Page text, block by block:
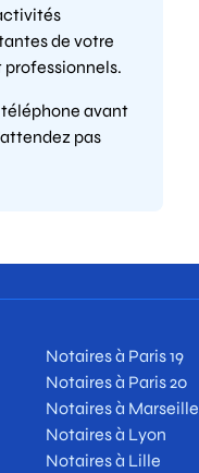
de votre
téléphone avant
pas
Notaires à Paris 19
Notaires à Paris 20
Notaires à Marseille
Notaires à Lyon
Notaires à Lille